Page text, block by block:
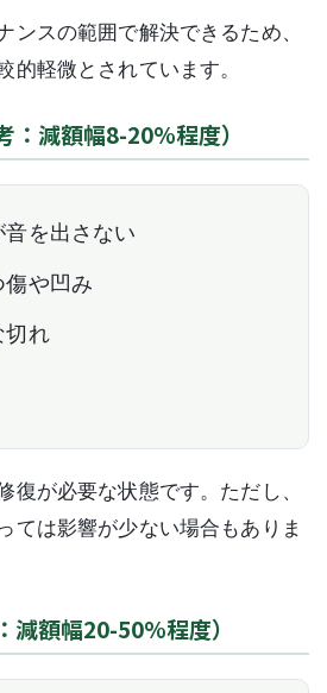
ンスの範囲で解決できるため、
的軽微とされています。
：減額幅8-20%程度）
を出さない
や凹み
切れ
復が必要な状態です。ただし、
ては影響が少ない場合もありま
減額幅20-50%程度）